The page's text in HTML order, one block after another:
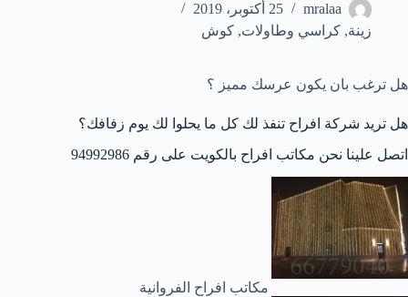
mralaa
25 أكتوبر، 2019
زينة, كراسي وطاولات, كوش
هل ترغب بان يكون عرسك مميز ؟
هل تريد شركة افراح تنفذ لك كل ما يحلوا لك يوم زفافك؟
اتصل علينا نحن مكاتب افراح بالكويت على رقم 94992986
مكاتب افراح الفروانية